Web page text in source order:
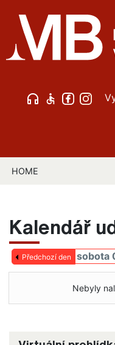
HOME
Kalendář
Předchozí den sobota
Nebyly